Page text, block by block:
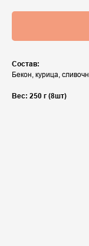
Состав:
Бекон, курица,
Вес: 250 г (8шт)